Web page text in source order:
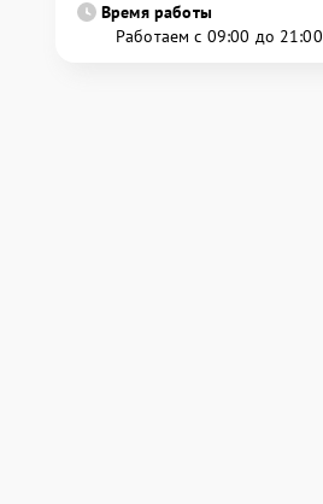
Время работы
Работаем с 09:00 до 21:00